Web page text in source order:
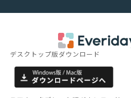
デスクトップ版ダウンロード